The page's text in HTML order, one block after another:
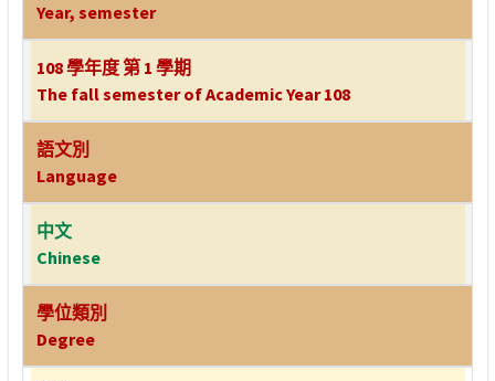
Year, semester
108 學年度 第 1 學期
The fall semester of Academic Year 108
語文別
Language
中文
Chinese
學位類別
Degree